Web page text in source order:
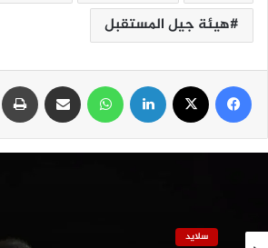
هيئة جيل المستقبل
تقارير وتحقيقات